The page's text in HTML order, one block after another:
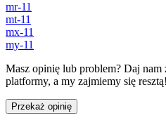
mr-11
mt-11
mx-11
my-11
Masz opinię lub problem? Daj nam
platformy, a my zajmiemy się resztą!
Przekaż opinię